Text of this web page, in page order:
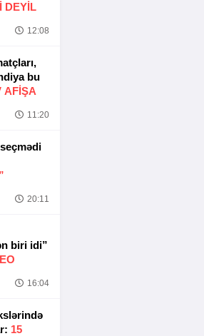
DEYIL
12:08
bu
AFİŞA
11:20
20:11
biri idi”
16:04
15